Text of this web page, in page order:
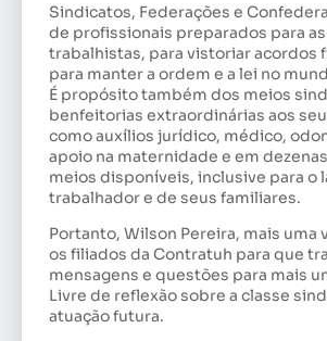
Sindicatos, Federações e
de profissionais preparados para
trabalhistas, para vistoriar acordos
para manter a ordem e a lei no
É propósito também dos meios
benfeitorias extraordinárias aos
como auxílios jurídico, médico,
apoio na maternidade e em
meios disponíveis, inclusive para o
trabalhador e de seus familiares.
Portanto, Wilson Pereira, mais uma
os filiados da Contratuh para que
mensagens e questões para mais
Livre de reflexão sobre a classe
atuação futura.